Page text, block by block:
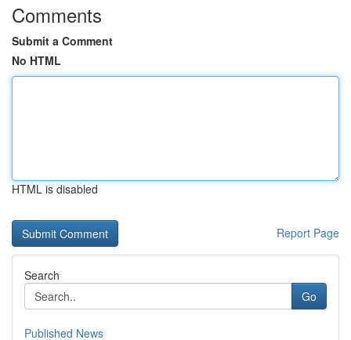
Comments
Submit a Comment
No HTML
HTML is disabled
Report Page
Search
Go
Published News